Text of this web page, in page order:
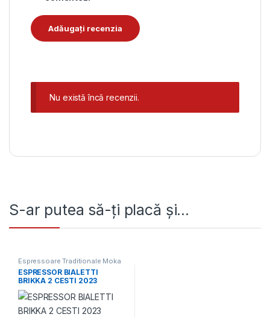
Nu există încă recenzii.
S-ar putea să-ți placă și…
Espressoare Traditionale Moka
ESPRESSOR BIALETTI
BRIKKA 2 CESTI 2023